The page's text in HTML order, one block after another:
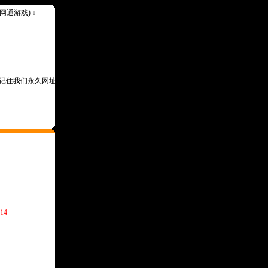
通游戏) ↓
们永久网址Www.30ok.Com--